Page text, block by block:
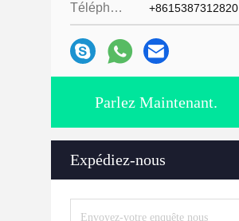
Téléphone: +8615387312820
Parlez Maintenant.
Expédiez-nous